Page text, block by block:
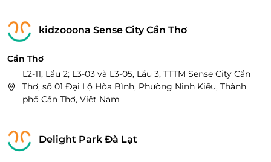
kidzooona Sense City Cần Thơ
Cần Thơ
L2-11, Lầu 2; L3-03 và L3-05, Lầu 3, TTTM Sense City Cần
Thơ, số 01 Đại Lộ Hòa Bình, Phường Ninh Kiều, Thành
phố Cần Thơ, Việt Nam
Delight Park Đà Lạt